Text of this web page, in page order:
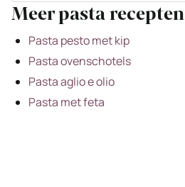
Meer pasta recepten
Pasta pesto met kip
Pasta ovenschotels
Pasta aglio e olio
Pasta met feta